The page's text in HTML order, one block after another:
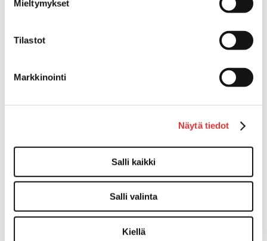
Mieltymykset
Tilastot
Markkinointi
Näytä tiedot
Salli kaikki
Salli valinta
Kiellä
Kaidevaijerit, -verkot ja
Keulakaiteet ja
kaidepylväät
Kansiluukut, ikkunat ja verhot
Luukut, hyttysverkot ja
Hyttysverkot
Verhot